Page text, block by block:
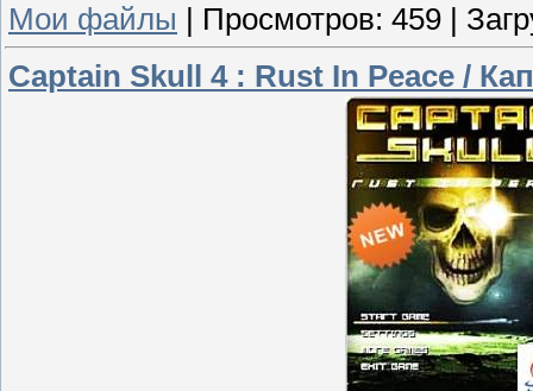
Мои файлы
Просмотров: 459
Captain Skull 4 : Rust In Peace /